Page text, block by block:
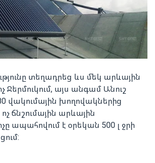
տեղադրեց ևս մեկ արևային
այս անգամ Անուշ
վակումային խողովակներից
ճնշումային արևային
ապահովում է օրեկան 500 լ ջրի